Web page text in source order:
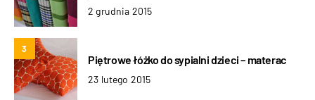
2 grudnia 2015
3
Piętrowe łóżko do sypialni dzieci – materac
23 lutego 2015